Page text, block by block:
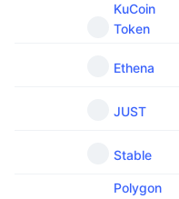
KuCoin
Token
Ethena
JUST
Stable
Polygon